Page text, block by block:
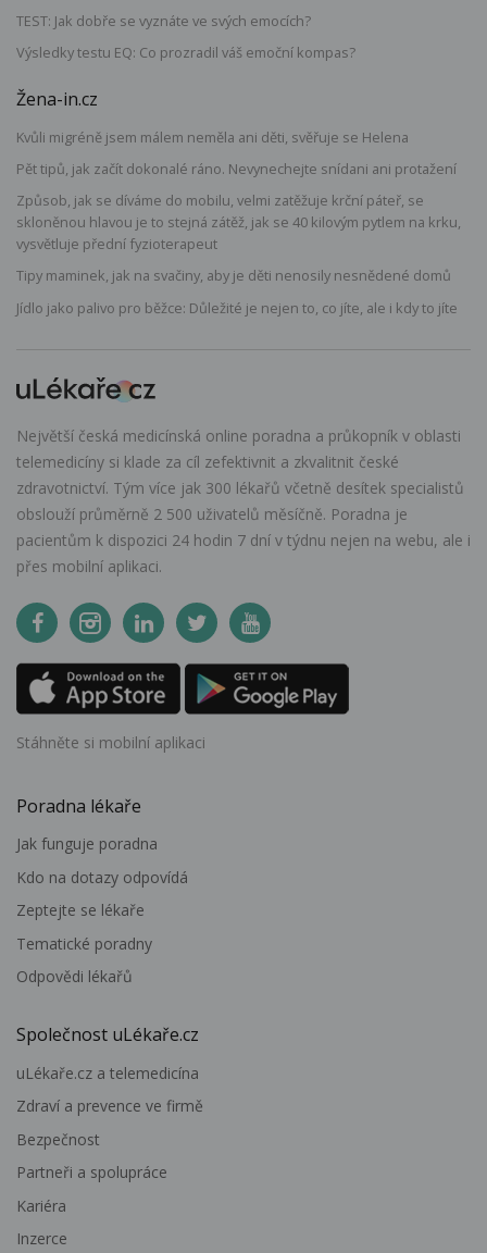
TEST: Jak dobře se vyznáte ve svých emocích?
Výsledky testu EQ: Co prozradil váš emoční kompas?
Žena-in.cz
Kvůli migréně jsem málem neměla ani děti, svěřuje se Helena
Pět tipů, jak začít dokonalé ráno. Nevynechejte snídani ani protažení
Způsob, jak se díváme do mobilu, velmi zatěžuje krční páteř, se
skloněnou hlavou je to stejná zátěž, jak se 40 kilovým pytlem na krku,
vysvětluje přední fyzioterapeut
Tipy maminek, jak na svačiny, aby je děti nenosily nesnědené domů
Jídlo jako palivo pro běžce: Důležité je nejen to, co jíte, ale i kdy to jíte
Největší česká medicínská online poradna a průkopník v oblasti
telemedicíny si klade za cíl zefektivnit a zkvalitnit české
zdravotnictví. Tým více jak 300 lékařů včetně desítek specialistů
obslouží průměrně 2 500 uživatelů měsíčně. Poradna je
pacientům k dispozici 24 hodin 7 dní v týdnu nejen na webu, ale i
přes mobilní aplikaci.
Stáhněte si mobilní aplikaci
Poradna lékaře
Jak funguje poradna
Kdo na dotazy odpovídá
Zeptejte se lékaře
Tematické poradny
Odpovědi lékařů
Společnost uLékaře.cz
uLékaře.cz a telemedicína
Zdraví a prevence ve firmě
Bezpečnost
Partneři a spolupráce
Kariéra
Inzerce